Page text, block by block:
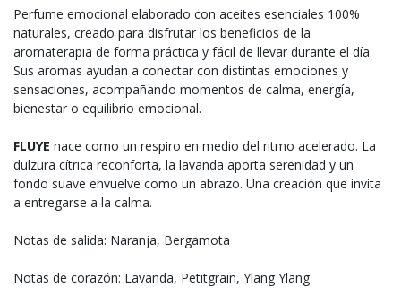
Perfume emocional elaborado con aceites esenciales 100%
naturales, creado para disfrutar los beneficios de la
aromaterapia de forma práctica y fácil de llevar durante el día.
Sus aromas ayudan a conectar con distintas emociones y
sensaciones, acompañando momentos de calma, energía,
bienestar o equilibrio emocional.
FLUYE nace como un respiro en medio del ritmo acelerado. La
dulzura cítrica reconforta, la lavanda aporta serenidad y un
fondo suave envuelve como un abrazo. Una creación que invita
a entregarse a la calma.
Notas de salida: Naranja, Bergamota
Notas de corazón: Lavanda, Petitgrain, Ylang Ylang